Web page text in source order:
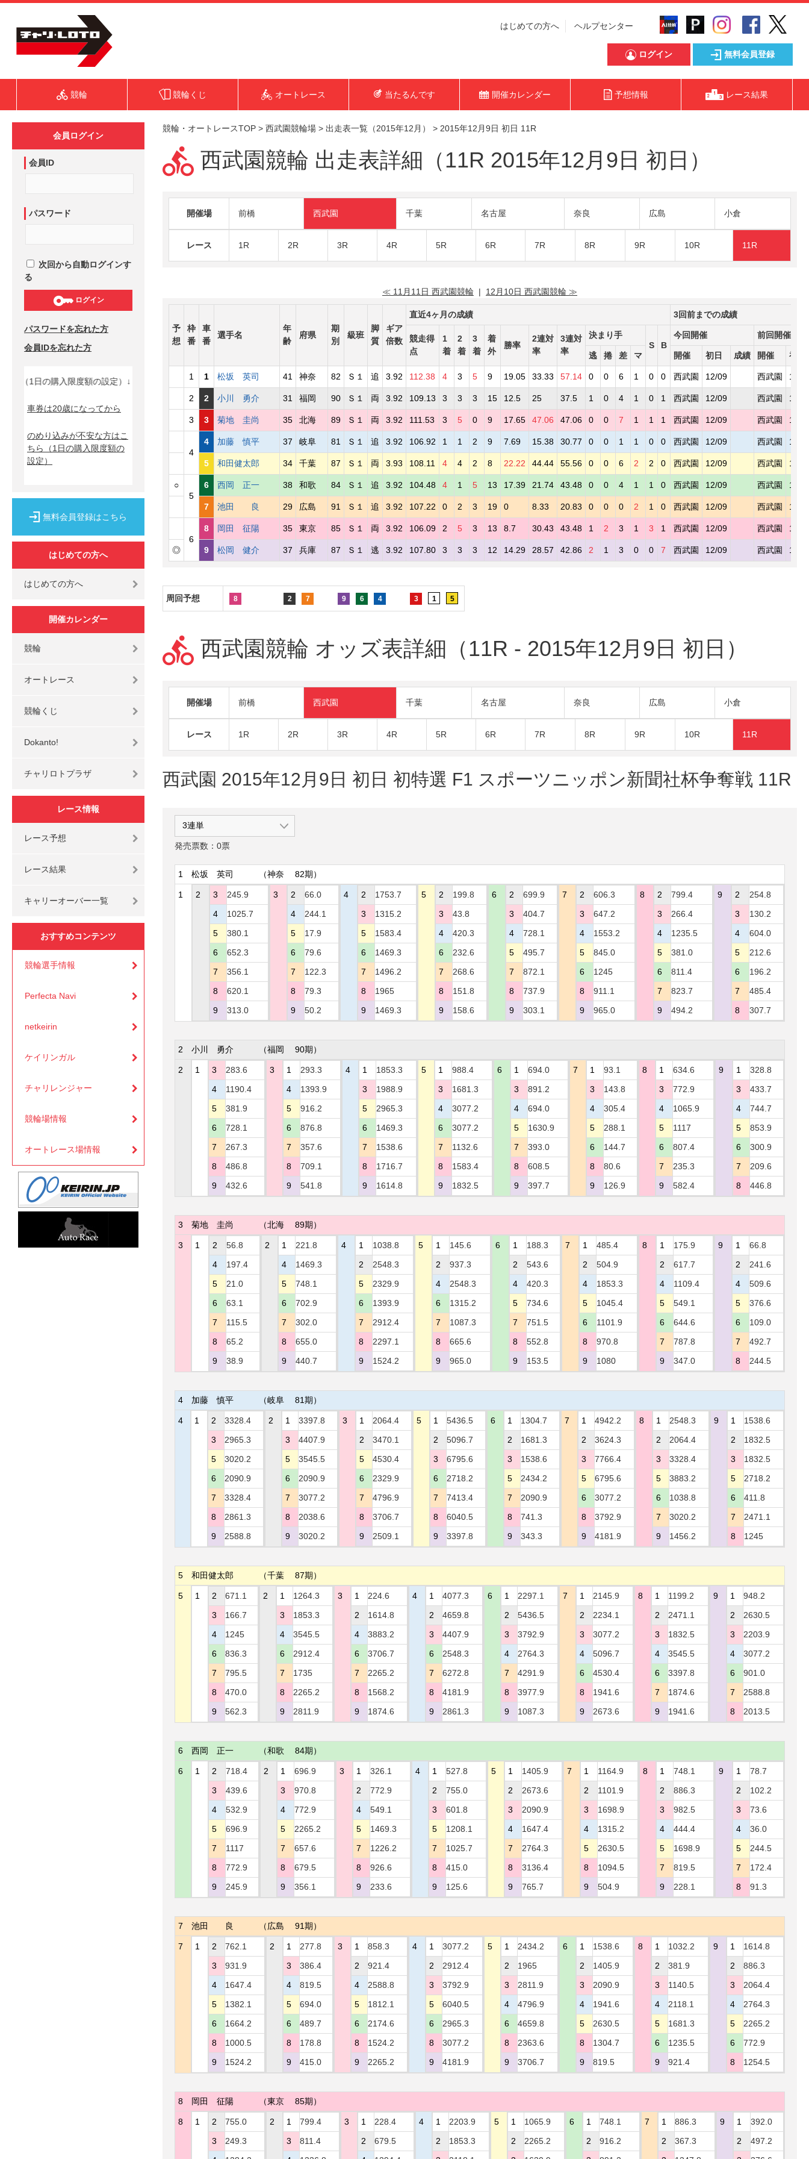
はじめての方へ ヘルプセンター
ログイン 無料会員登録
競輪 競輪くじ オートレース 当たるんです 開催カレンダー 予想情報 レース結果
会員ログイン
会員ID
パスワード
次回から自動ログインす
る
ログイン
パスワードを忘れた方
会員IDを忘れた方
の購入限度額の設定）↓
車券は20歳になってから
のめり込みが不安な方はこ
ちら
（1日の購入限度額の
設定）
無料会員登録はこちら
はじめての方へ
はじめての方へ
開催カレンダー
競輪
オートレース
競輪くじ
Dokanto!
チャリロトプラザ
レース情報
レース予想
レース結果
キャリーオーバー一覧
おすすめコンテンツ
競輪選手情報
Perfecta Navi
netkeirin
ケイリンガル
チャリレンジャー
競輪場情報
オートレース場情報
競輪・オートレースTOP > 西武園競輪場 > 出走表一覧（2015年12月） > 2015年12月9日 初日 11R
西武園競輪 出走表詳細（11R 2015年12月9日 初日）
開催場 前橋 西武園 千葉 名古屋 奈良 広島 小倉
レース 1R 2R 3R 4R 5R 6R 7R 8R 9R 10R 11R
≪ 11月11日 西武園競輪 | 12月10日 西武園競輪 ≫
予
想
枠
番
車
番
選手名
年
齢
府県
期
別
級班
脚
質
ギア
倍数
直近4ヶ月の成績 3回前までの成績
競走得
点
1
着
2
着
3
着
着
外
勝率
2連対
率
3連対
率
決まり手
S
B
今回開催 前回開催
逃 捲 差 マ 開催 初日 成績 開催 初日
1 1 松坂 英司 41 神奈 82 Ｓ１ 追 3.92 112.38 4 3 5 9 19.05 33.33 57.14 0 0 6 1 0 0 西武園 12/09 西武園 12/
2 2 小川 勇介 31 福岡 90 Ｓ１ 両 3.92 109.13 3 3 3 15 12.5 25 37.5 1 0 4 1 0 1 西武園 12/09 西武園 12/
3 3 菊地 圭尚 35 北海 89 Ｓ１ 両 3.92 111.53 3 5 0 9 17.65 47.06 47.06 0 0 7 1 1 1 西武園 12/09 西武園 12/
4
4 加藤 慎平 37 岐阜 81 Ｓ１ 追 3.92 106.92 1 1 2 9 7.69 15.38 30.77 0 0 1 1 0 0 西武園 12/09 西武園 12/
5 和田健太郎 34 千葉 87 Ｓ１ 両 3.93 108.11 4 4 2 8 22.22 44.44 55.56 0 0 6 2 2 0 西武園 12/09 西武園 12/
○
5
6 西岡 正一 38 和歌 84 Ｓ１ 追 3.92 104.48 4 1 5 13 17.39 21.74 43.48 0 0 4 1 1 0 西武園 12/09 西武園 12/
7 池田 良 29 広島 91 Ｓ１ 追 3.92 107.22 0 2 3 19 0 8.33 20.83 0 0 0 2 1 0 西武園 12/09 西武園 12/
6
8 岡田 征陽 35 東京 85 Ｓ１ 両 3.92 106.09 2 5 3 13 8.7 30.43 43.48 1 2 3 1 3 1 西武園 12/09 西武園 12/
◎ 9 松岡 健介 37 兵庫 87 Ｓ１ 逃 3.92 107.80 3 3 3 12 14.29 28.57 42.86 2 1 3 0 0 7 西武園 12/09 西武園 12/
周回予想 8 2 7 9 6 4 3 1 5
西武園競輪 オッズ表詳細（11R - 2015年12月9日 初日）
開催場 前橋 西武園 千葉 名古屋 奈良 広島 小倉
レース 1R 2R 3R 4R 5R 6R 7R 8R 9R 10R 11R
西武園 2015年12月9日 初日 初特選 F1 スポーツニッポン新聞社杯争奪戦 11R
発売票数：0票
1 松坂 英司 （神奈 82期）
1 2 3
245.9
4
1025.7
5
380.1
6
652.3
7
356.1
8
620.1
9
313.0
3 2
66.0
4
244.1
5
17.9
6
79.6
7
122.3
8
79.3
9
50.2
4 2
1753.7
3
1315.2
5
1583.4
6
1469.3
7
1496.2
8
1965
9
1469.3
5 2
199.8
3
43.8
4
420.3
6
232.6
7
268.6
8
151.8
9
158.6
6 2
699.9
3
404.7
4
728.1
5
495.7
7
872.1
8
737.9
9
303.1
7 2
606.3
3
647.2
4
1553.2
5
845.0
6
1245
8
911.1
9
965.0
8 2
799.4
3
266.4
4
1235.5
5
381.0
6
811.4
7
823.7
9
494.2
9 2
254.8
3
130.2
4
604.0
5
212.6
6
196.2
7
485.4
8
307.7
2 小川 勇介 （福岡 90期）
2 1 3
283.6
4
1190.4
5
381.9
6
728.1
7
267.3
8
486.8
9
432.6
3 1
293.3
4
1393.9
5
916.2
6
876.8
7
357.6
8
709.1
9
541.8
4 1
1853.3
3
1988.9
5
2965.3
6
1469.3
7
1538.6
8
1716.7
9
1614.8
5 1
988.4
3
1681.3
4
3077.2
6
3077.2
7
1132.6
8
1583.4
9
1832.5
6 1
694.0
3
891.2
4
694.0
5
1630.9
7
393.0
8
608.5
9
397.7
7 1
93.1
3
143.8
4
305.4
5
288.1
6
144.7
8
80.6
9
126.9
8 1
634.6
3
772.9
4
1065.9
5
1117
6
807.4
7
235.3
9
582.4
9 1
328.8
3
433.7
4
744.7
5
853.9
6
300.9
7
209.6
8
446.8
3 菊地 圭尚 （北海 89期）
3 1 2
56.8
4
197.4
5
21.0
6
63.1
7
115.5
8
65.2
9
38.9
2 1
221.8
4
1469.3
5
748.1
6
702.9
7
302.0
8
655.0
9
440.7
4 1
1038.8
2
2548.3
5
2329.9
6
1393.9
7
2912.4
8
2297.1
9
1524.2
5 1
145.6
2
937.3
4
2548.3
6
1315.2
7
1087.3
8
665.6
9
965.0
6 1
188.3
2
543.6
4
420.3
5
734.6
7
751.5
8
552.8
9
153.5
7 1
485.4
2
504.9
4
1853.3
5
1045.4
6
1101.9
8
970.8
9
1080
8 1
175.9
2
617.7
4
1109.4
5
549.1
6
644.6
7
787.8
9
347.0
9 1
66.8
2
241.6
4
509.6
5
376.6
6
109.0
7
492.7
8
244.5
4 加藤 慎平 （岐阜 81期）
4 1 2
3328.4
3
2965.3
5
3020.2
6
2090.9
7
3328.4
8
2861.3
9
2588.8
2 1
3397.8
3
4407.9
5
3545.5
6
2090.9
7
3077.2
8
2038.6
9
3020.2
3 1
2064.4
2
3470.1
5
4530.4
6
2329.9
7
4796.9
8
3706.7
9
2509.1
5 1
5436.5
2
5096.7
3
6795.6
6
2718.2
7
7413.4
8
6040.5
9
3397.8
6 1
1304.7
2
1681.3
3
1538.6
5
2434.2
7
2090.9
8
741.3
9
343.3
7 1
4942.2
2
3624.3
3
7766.4
5
6795.6
6
3077.2
8
3792.9
9
4181.9
8 1
2548.3
2
2064.4
3
3328.4
5
3883.2
6
1038.8
7
3020.2
9
1456.2
9 1
1538.6
2
1832.5
3
1832.5
5
2718.2
6
411.8
7
2471.1
8
1245
5 和田健太郎 （千葉 87期）
5 1 2
671.1
3
166.7
4
1245
6
836.3
7
795.5
8
470.0
9
562.3
2 1
1264.3
3
1853.3
4
3545.5
6
2912.4
7
1735
8
2265.2
9
2811.9
3 1
224.6
2
1614.8
4
3883.2
6
3706.7
7
2265.2
8
1568.2
9
1874.6
4 1
4077.3
2
4659.8
3
4407.9
6
2548.3
7
6272.8
8
4181.9
9
2861.3
6 1
2297.1
2
5436.5
3
3792.9
4
2764.3
7
4291.9
8
3977.9
9
1087.3
7 1
2145.9
2
2234.1
3
3077.2
4
5096.7
6
4530.4
8
1941.6
9
2673.6
8 1
1199.2
2
2471.1
3
1832.5
4
3545.5
6
3397.8
7
1874.6
9
1941.6
9 1
948.2
2
2630.5
3
2203.9
4
3077.2
6
901.0
7
2588.8
8
2013.5
6 西岡 正一 （和歌 84期）
6 1 2
718.4
3
439.6
4
532.9
5
696.9
7
1117
8
772.9
9
245.9
2 1
696.9
3
970.8
4
772.9
5
2265.2
7
657.6
8
679.5
9
356.1
3 1
326.1
2
772.9
4
549.1
5
1469.3
7
1226.2
8
926.6
9
233.6
4 1
527.8
2
755.0
3
601.8
5
1208.1
7
1025.7
8
415.0
9
125.6
5 1
1405.9
2
2673.6
3
2090.9
4
1647.4
7
2764.3
8
3136.4
9
765.7
7 1
1164.9
2
1101.9
3
1698.9
4
1315.2
5
2630.5
8
1094.5
9
504.9
8 1
748.1
2
886.3
3
982.5
4
444.4
5
1698.9
7
819.5
9
228.1
9 1
78.7
2
102.2
3
73.6
4
36.0
5
244.5
7
172.4
8
91.3
7 池田 良 （広島 91期）
7 1 2
762.1
3
931.9
4
1647.4
5
1382.1
6
1664.2
8
1000.5
9
1524.2
2 1
277.8
3
386.4
4
819.5
5
694.0
6
489.7
8
178.8
9
415.0
3 1
858.3
2
921.4
4
2588.8
5
1812.1
6
2174.6
8
1524.2
9
2265.2
4 1
3077.2
2
2912.4
3
3792.9
5
6040.5
6
2965.3
8
3077.2
9
4181.9
5 1
2434.2
2
1965
3
2811.9
4
4796.9
6
4659.8
8
2363.6
9
3706.7
6 1
1538.6
2
1405.9
3
2090.9
4
1941.6
5
2630.5
8
1304.7
9
819.5
8 1
1032.2
2
381.9
3
1140.5
4
2118.1
5
1681.3
6
1235.5
9
921.4
9 1
1614.8
2
886.3
3
2064.4
4
2764.3
5
2265.2
6
772.9
8
1254.5
8 岡田 征陽 （東京 85期）
8 1 2
755.0
3
249.3
2 1
799.4
3
811.4
3 1
228.4
2
679.5
4 1
2203.9
2
1853.3
5 1
1065.9
2
2265.2
6 1
748.1
2
916.2
7 1
886.3
2
367.3
9 1
392.0
2
497.2